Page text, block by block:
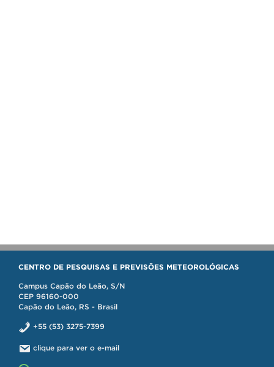
CENTRO DE PESQUISAS E PREVISÕES METEOROLÓGICAS
Campus Capão do Leão, S/N
CEP 96160-000
Capão do Leão, RS - Brasil
+55 (53) 3275-7399
clique para ver o e-mail